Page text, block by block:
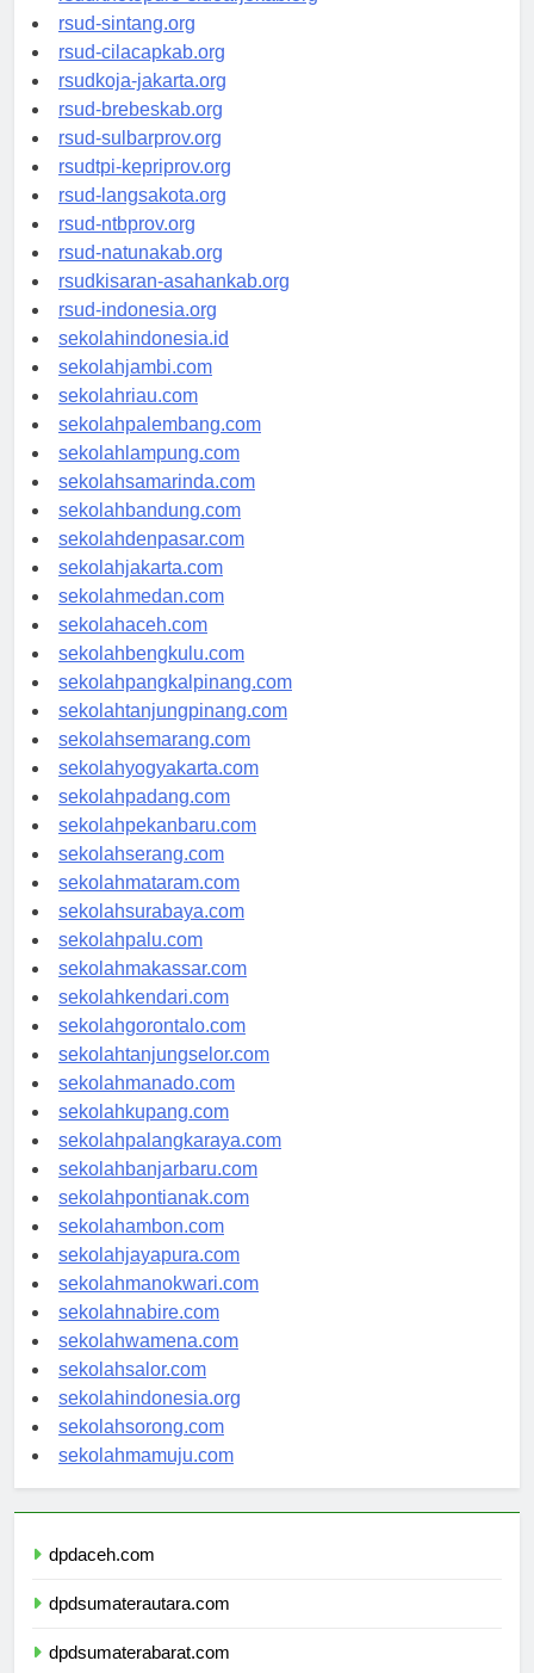
rsudrtnotopuro-sidoarjokab.org
rsud-sintang.org
rsud-cilacapkab.org
rsudkoja-jakarta.org
rsud-brebeskab.org
rsud-sulbarprov.org
rsudtpi-kepriprov.org
rsud-langsakota.org
rsud-ntbprov.org
rsud-natunakab.org
rsudkisaran-asahankab.org
rsud-indonesia.org
sekolahindonesia.id
sekolahjambi.com
sekolahriau.com
sekolahpalembang.com
sekolahlampung.com
sekolahsamarinda.com
sekolahbandung.com
sekolahdenpasar.com
sekolahjakarta.com
sekolahmedan.com
sekolahaceh.com
sekolahbengkulu.com
sekolahpangkalpinang.com
sekolahtanjungpinang.com
sekolahsemarang.com
sekolahyogyakarta.com
sekolahpadang.com
sekolahpekanbaru.com
sekolahserang.com
sekolahmataram.com
sekolahsurabaya.com
sekolahpalu.com
sekolahmakassar.com
sekolahkendari.com
sekolahgorontalo.com
sekolahtanjungselor.com
sekolahmanado.com
sekolahkupang.com
sekolahpalangkaraya.com
sekolahbanjarbaru.com
sekolahpontianak.com
sekolahambon.com
sekolahjayapura.com
sekolahmanokwari.com
sekolahnabire.com
sekolahwamena.com
sekolahsalor.com
sekolahindonesia.org
sekolahsorong.com